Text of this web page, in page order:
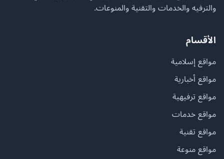
والترفيه والخدمات والتقنية والمنوعات.
الأقسام
مواقع إسلامية
مواقع أخبارية
مواقع ترفيهية
مواقع خدمات
مواقع تقنية
مواقع منوعة